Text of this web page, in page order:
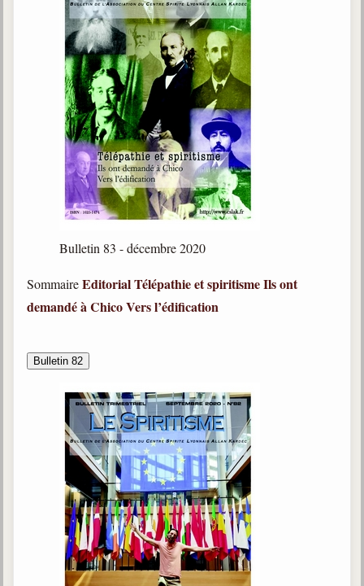
Bulletin 83 - décembre 2020
SommaireEditorialTélépathie et spiritismeIls ont
demandé à ChicoVers l’édification
Bulletin 82